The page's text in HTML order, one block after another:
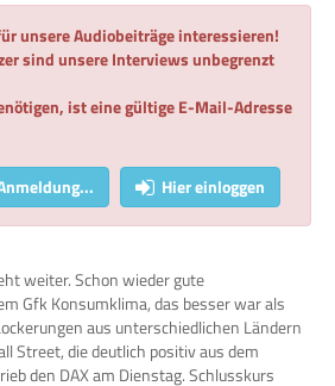
unsere Audiobeiträge interessieren!
sind unsere Interviews unbegrenzt
ist eine gültige E-Mail-Adresse
Hier einloggen
weiter. Schon wieder gute
Gfk Konsumklima, das besser war als
aus unterschiedlichen Ländern
Street, die deutlich positiv aus dem
den DAX am Dienstag. Schlusskurs